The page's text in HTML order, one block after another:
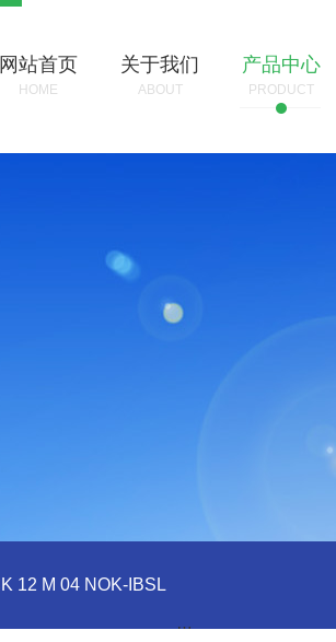
网站首页
HOME
关于我们
ABOUT
产品中心
PRODUCT
12 M 04 NOK-IBSL 德国DI-SORIC传